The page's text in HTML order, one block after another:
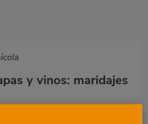
y vinos: maridajes